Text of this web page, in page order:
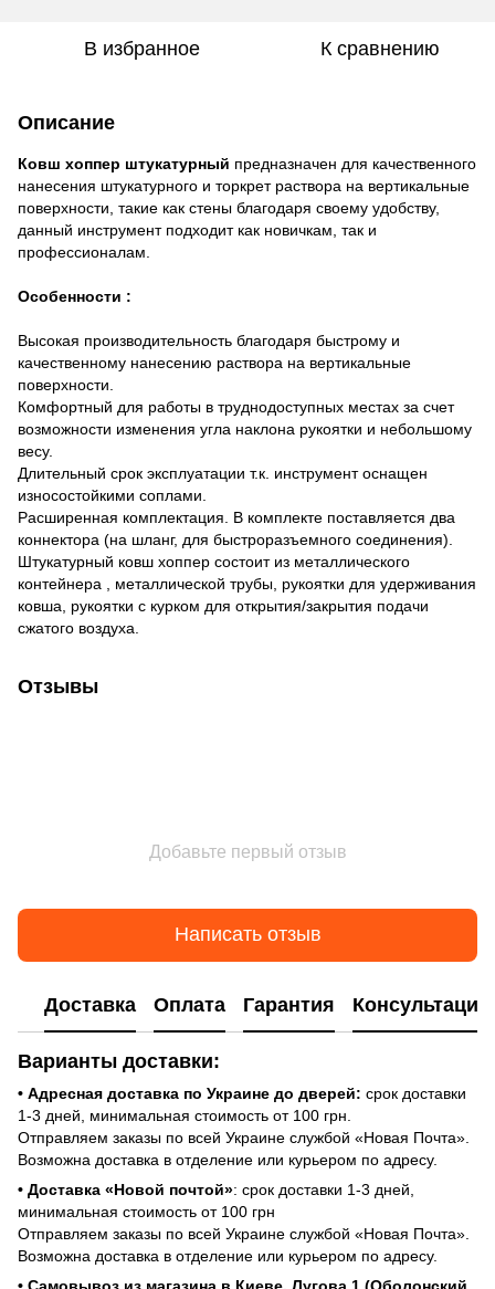
В избранное К сравнению
Описание
Ковш хоппер штукатурный предназначен для качественного
нанесения штукатурного и торкрет раствора на вертикальные
поверхности, такие как стены благодаря своему удобству,
данный инструмент подходит как новичкам, так и
профессионалам.
Особенности :
Высокая производительность благодаря быстрому и
качественному нанесению раствора на вертикальные
поверхности.
Комфортный для работы в труднодоступных местах за счет
возможности изменения угла наклона рукоятки и небольшому
весу.
Длительный срок эксплуатации т.к. инструмент оснащен
износостойкими соплами.
Расширенная комплектация. В комплекте поставляется два
коннектора (на шланг, для быстроразъемного соединения).
Штукатурный ковш хоппер состоит из металлического
контейнера , металлической трубы, рукоятки для удерживания
ковша, рукоятки с курком для открытия/закрытия подачи
сжатого воздуха.
Отзывы
Добавьте первый отзыв
Написать отзыв
Доставка Оплата Гарантия Консультация
Варианты доставки:
• Адресная доставка по Украине до дверей: срок доставки
1-3 дней, минимальная стоимость от 100 грн.
Отправляем заказы по всей Украине службой «Новая Почта».
Возможна доставка в отделение или курьером по адресу.
• Доставка «Новой почтой»: срок доставки 1-3 дней,
минимальная стоимость от 100 грн
Отправляем заказы по всей Украине службой «Новая Почта».
Возможна доставка в отделение или курьером по адресу.